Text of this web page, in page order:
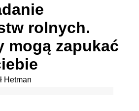
rolnych.
mogą zapukać
Hetman